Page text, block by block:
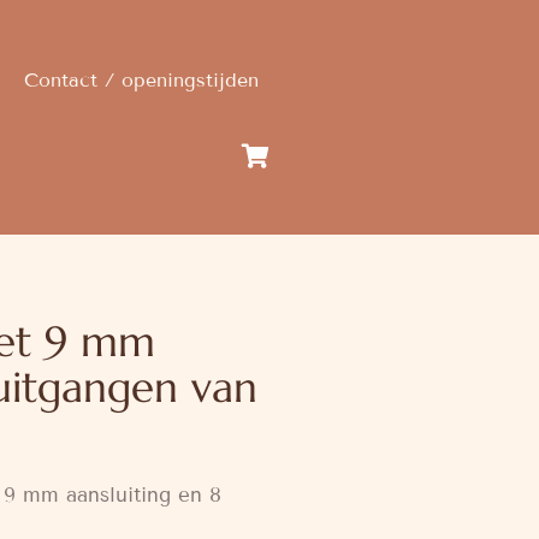
Contact / openingstijden
9 mm
van
mm aansluiting en 8